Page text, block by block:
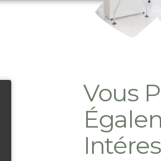
Vous